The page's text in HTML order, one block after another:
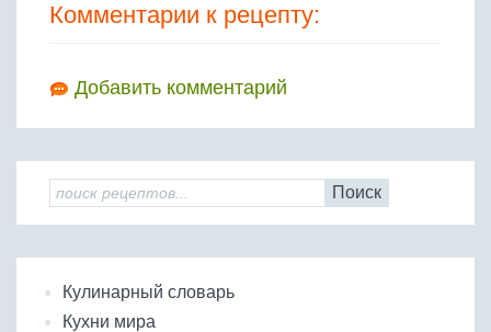
Комментарии к рецепту:
Добавить комментарий
Поиск
Кулинарный словарь
Кухни мира